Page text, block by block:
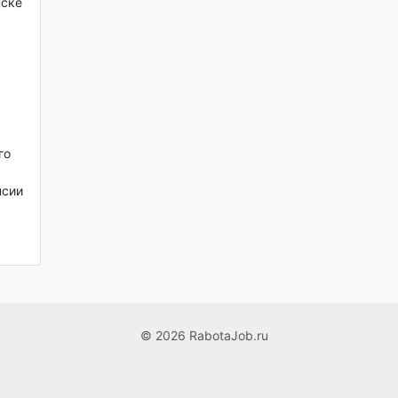
© 2026 RabotaJob.ru